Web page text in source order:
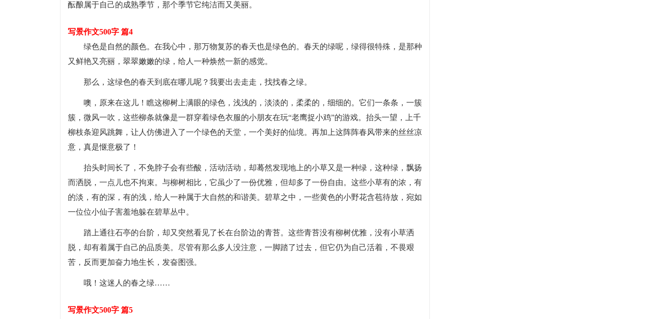
酝酿属于自己的成熟季节，那个季节它纯洁而又美丽。
写景作文500字 篇4
绿色是自然的颜色。在我心中，那万物复苏的春天也是绿色的。春天的绿呢，绿得很特殊，是那种
又鲜艳又亮丽，翠翠嫩嫩的绿，给人一种焕然一新的感觉。
那么，这绿色的春天到底在哪儿呢？我要出去走走，找找春之绿。
噢，原来在这儿！瞧这柳树上满眼的绿色，浅浅的，淡淡的，柔柔的，细细的。它们一条条，一簇
簇，微风一吹，这些柳条就像是一群穿着绿色衣服的小朋友在玩“老鹰捉小鸡”的游戏。抬头一望，上千
柳枝条迎风跳舞，让人仿佛进入了一个绿色的天堂，一个美好的仙境。再加上这阵阵春风带来的丝丝凉
意，真是惬意极了！
抬头时间长了，不免脖子会有些酸，活动活动，却蓦然发现地上的小草又是一种绿，这种绿，飘扬
而洒脱，一点儿也不拘束。与柳树相比，它虽少了一份优雅，但却多了一份自由。这些小草有的浓，有
的淡，有的深，有的浅，给人一种属于大自然的和谐美。碧草之中，一些黄色的小野花含苞待放，宛如
一位位小仙子害羞地躲在碧草丛中。
踏上通往石亭的台阶，却又突然看见了长在台阶边的青苔。这些青苔没有柳树优雅，没有小草洒
脱，却有着属于自己的品质美。尽管有那么多人没注意，一脚踏了过去，但它仍为自己活着，不畏艰
苦，反而更加奋力地生长，发奋图强。
哦！这迷人的春之绿……
写景作文500字 篇5